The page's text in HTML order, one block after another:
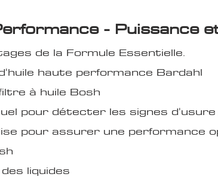
- Puissance
de la Formule Essentielle.
e haute performance Bardahl
à huile Bosh
pour détecter les signes
pour assurer une performance
liquides